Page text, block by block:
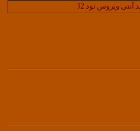
آنتی ویروس نود 32